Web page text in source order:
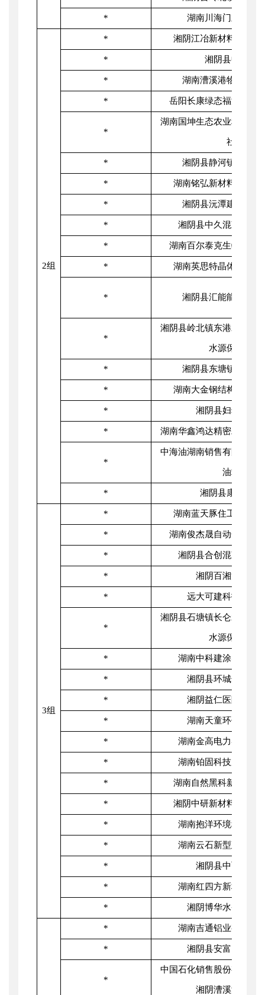
* 湖南川海门业有限
2组
* 湘阴江冶新材料科技有
* 湘阴县中医院
* 湖南漕溪港物流有限
* 岳阳长康绿态福海油脂
*
湖南国坤生态农业种养农
社
* 湘阴县静河镇污水处
* 湖南铭弘新材料有限责
* 湘阴县沅潭建材有限
* 湘阴县中久混凝土有
* 湖南百尔泰克生物科技
* 湖南英思特晶体电波有
* 湘阴县汇能能源有限
*
湘阴县岭北镇东港水厂地
水源保护区
* 湘阴县东塘镇污水处
* 湖南大金钢结构工程有
* 湘阴县妇幼保健
* 湖南华鑫鸿达精密工业有
*
中海油湖南销售有限公司
油站
* 湘阴县康复医院
3组
* 湖南蓝天豚住工科技有
* 湖南俊杰晟自动化设备
* 湘阴县合创混凝土有
* 湘阴百湘源食品
* 远大可建科技有限
*
湘阴县石塘镇长仑水厂地
水源保护区
* 湖南中科建涂实业有
* 湘阴县环城长岭加
* 湘阴益仁医院有限
* 湖南天童环保有限
* 湖南金高电力器材有
* 湖南铂固科技股份有
* 湖南自然黑科新材料有
* 湘阴中研新材料科技有
* 湖南抱洋环境科技有
* 湖南云石新型建材有
* 湘阴县中飞加油
* 湖南红四方新材料有
* 湘阴博华水务有限
* 湖南吉通铝业有限责
* 湘阴县安富民用建
*
中国石化销售股份有限公
湘阴漕溪港加油